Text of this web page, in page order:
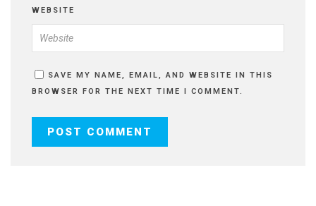
WEBSITE
SAVE MY NAME, EMAIL, AND WEBSITE IN THIS
BROWSER FOR THE NEXT TIME I COMMENT.